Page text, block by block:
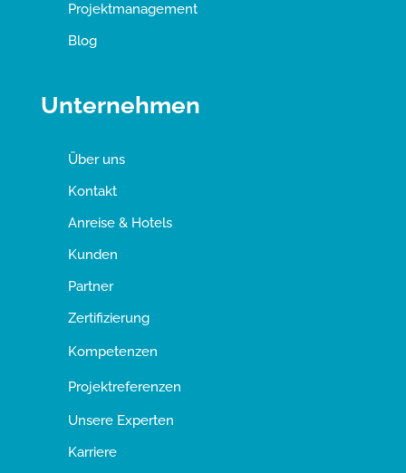
Projektmanagement
Blog
Unternehmen
Über uns
Kontakt
Anreise & Hotels
Kunden
Partner
Zertifizierung
Kompetenzen
Projektreferenzen
Unsere Experten
Karriere